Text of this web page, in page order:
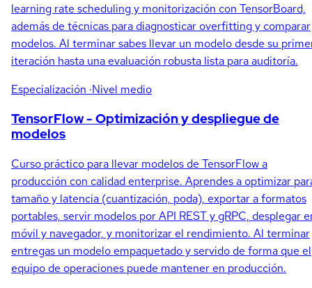
learning rate scheduling y monitorización con TensorBoard,
además de técnicas para diagnosticar overfitting y comparar
modelos. Al terminar sabes llevar un modelo desde su
iteración hasta una evaluación robusta lista para auditoría.
Especialización ·Nivel medio
TensorFlow - Optimización y despliegue de
modelos
Curso práctico para llevar modelos de TensorFlow a
producción con calidad enterprise. Aprendes a optimizar
tamaño y latencia (cuantización, poda), exportar a formatos
portables, servir modelos por API REST y gRPC, desplegar
móvil y navegador, y monitorizar el rendimiento. Al terminar
entregas un modelo empaquetado y servido de forma que el
equipo de operaciones puede mantener en producción.